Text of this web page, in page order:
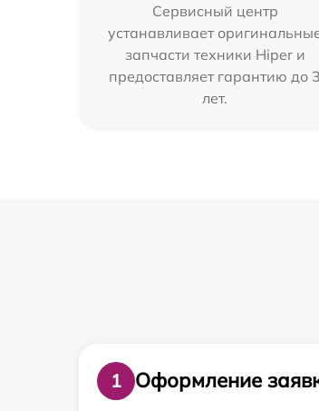
Сервисный центр
устанавливает
запчасти техники Hiper и
предоставляет гарантию до 3
лет.
1
Оформление